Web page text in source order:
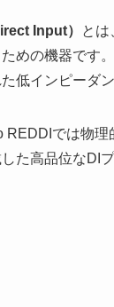
Input）
と
めの機器です
低インピーダ
REDDIでは物
た高品位なDI